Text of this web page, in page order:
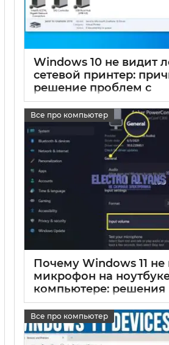
Windows 10 не видит
сетевой принтер:
решение проблем с
отображением
17 05 2025 0
Все про компьютер
Почему Windows 11 не
микрофон на
компьютере:
Все про компьютер